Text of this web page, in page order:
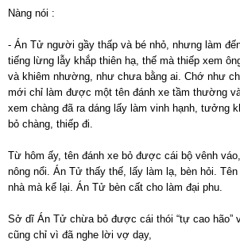
Nàng nói :
- Án Tử người gầy thấp và bé nhỏ, nhưng làm
tiếng lừng lẫy khắp thiên hạ, thế mà thiếp xem
và khiêm nhường, như chưa bằng ai. Chớ như
mới chỉ làm được một tên đánh xe tầm thường
xem chàng đã ra dáng lấy làm vinh hạnh, tưởng
bỏ chàng, thiếp đi.
Từ hôm ấy, tên đánh xe bỏ được cái bộ vênh
nông nổi. Án Tử thấy thế, lấy làm lạ, bèn hỏi.
nhà mà kể lại. Án Tử bèn cất cho làm đại phu.
Sở dĩ Án Tử chừa bỏ được cái thói “tự cao hão”
cũng chỉ vì đã nghe lời vợ dạy,